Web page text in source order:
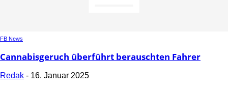
FB News
Cannabisgeruch überführt berauschten Fahrer
Redak - 16. Januar 2025